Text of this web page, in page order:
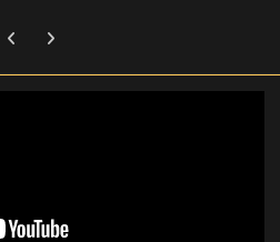
Previous carousel slide
Next carousel slide